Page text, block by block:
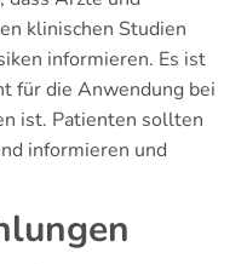
klinischen Studien
informieren. Es ist
für die Anwendung bei
ist. Patienten sollten
informieren und